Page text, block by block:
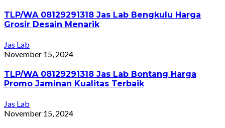
TLP/WA 08129291318 Jas Lab Bengkulu Harga
Grosir Desain Menarik
Jas Lab
November 15, 2024
TLP/WA 08129291318 Jas Lab Bontang Harga
Promo Jaminan Kualitas Terbaik
Jas Lab
November 15, 2024